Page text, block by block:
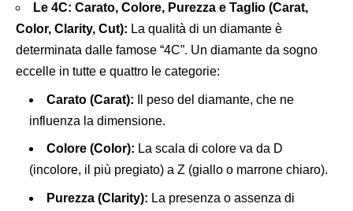
Le 4C: Carato, Colore, Purezza e Taglio (Carat,
Color, Clarity, Cut): La qualità di un diamante è
determinata dalle famose “4C”. Un diamante da sogno
eccelle in tutte e quattro le categorie:
Carato (Carat): Il peso del diamante, che ne
influenza la dimensione.
Colore (Color): La scala di colore va da D
(incolore, il più pregiato) a Z (giallo o marrone chiaro).
Purezza (Clarity): La presenza o assenza di